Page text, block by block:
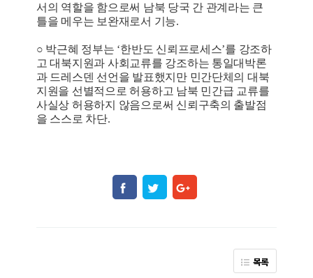
서의 역할을 함으로써 남북 당국 간 관계라는 큰
틀을 메우는 보완재로서 기능.
○ 박근혜 정부는 ‘한반도 신뢰프로세스’를 강조하
고 대북지원과 사회교류를 강조하는 통일대박론
과 드레스덴 선언을 발표했지만 민간단체의 대북
지원을 선별적으로 허용하고 남북 민간급 교류를
사실상 허용하지 않음으로써 신뢰구축의 출발점
을 스스로 차단.
목록